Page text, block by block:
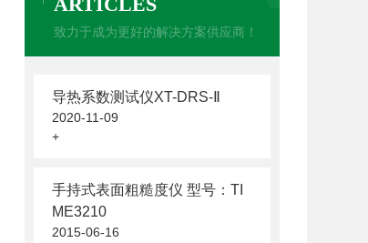
致力于成为更好的解决方案供应商！
导热系数测试仪XT-DRS-Ⅱ
2020-11-09
+
手持式表面粗糙度仪 型号：TI
ME3210
2015-06-16